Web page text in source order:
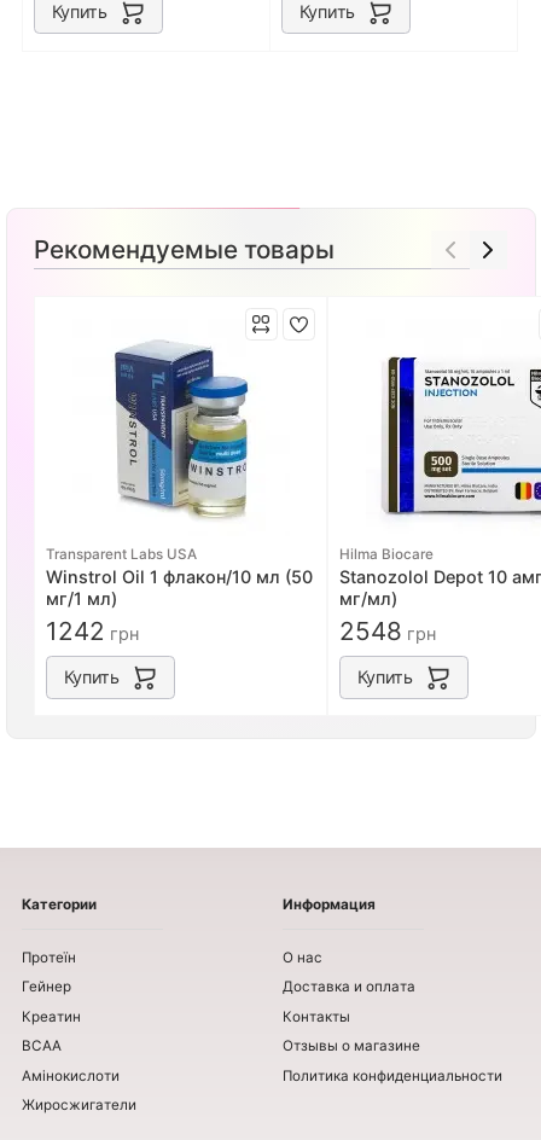
Купить Купить
Рекомендуемые товары
Transparent Labs USA
Winstrol Oil 1 флакон/10 мл (50
мг/1 мл)
1242 грн
Купить
Hilma Biocare
Stanozolol Depot 10
мг/мл)
2548 грн
Купить
Категории
Протеїн
Гейнер
Креатин
BCAA
Амінокислоти
Жиросжигатели
Информация
О нас
Доставка и оплата
Контакты
Отзывы о магазине
Политика конфиденциальности